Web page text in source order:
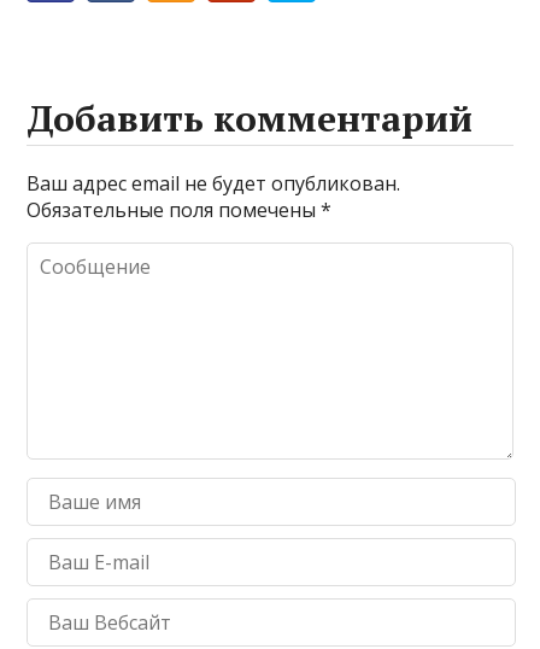
Добавить комментарий
Ваш адрес email не будет опубликован.
Обязательные поля помечены*